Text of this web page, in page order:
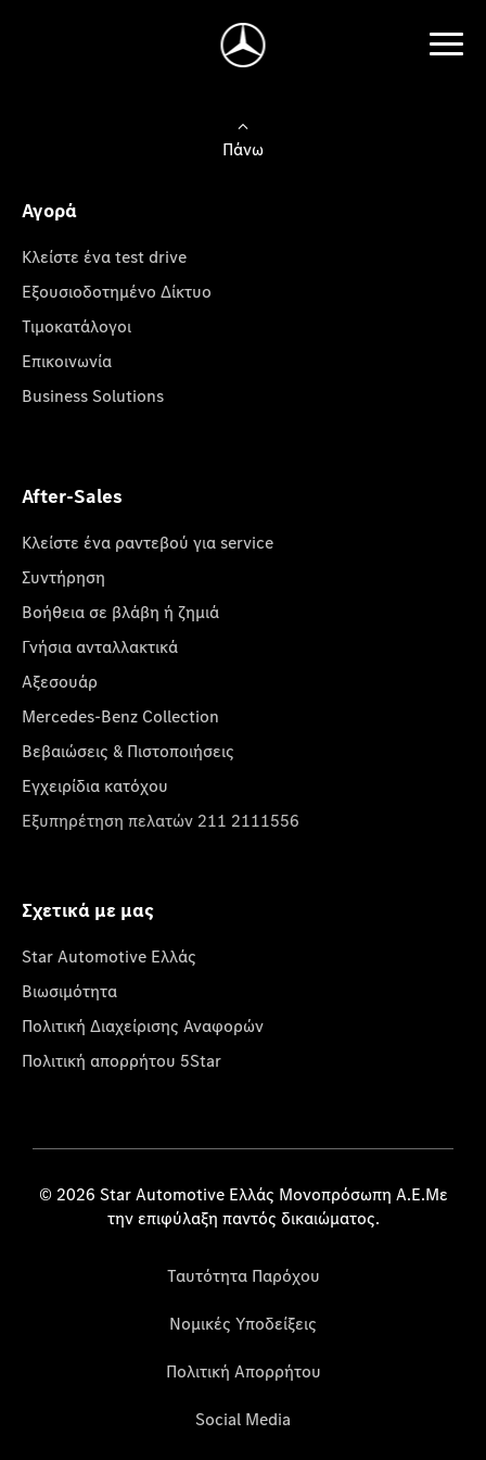
Πάνω
Αγορά
Κλείστε ένα test drive
Εξουσιοδοτημένο Δίκτυο
Τιμοκατάλογοι
Επικοινωνία
Business Solutions
After-Sales
Κλείστε ένα ραντεβού για service
Συντήρηση
Βοήθεια σε βλάβη ή ζημιά
Γνήσια ανταλλακτικά
Αξεσουάρ
Mercedes-Benz Collection
Βεβαιώσεις & Πιστοποιήσεις
Εγχειρίδια κατόχου
Εξυπηρέτηση πελατών 211 2111556
Σχετικά με μας
Star Automotive Ελλάς
Βιωσιμότητα
Πολιτική Διαχείρισης Αναφορών
Πολιτική απορρήτου 5Star
© 2026 Star Automotive Ελλάς Μονοπρόσωπη Α.Ε.Με
την επιφύλαξη παντός δικαιώματος.
Ταυτότητα Παρόχου
Νομικές Υποδείξεις
Πολιτική Απορρήτου
Social Media